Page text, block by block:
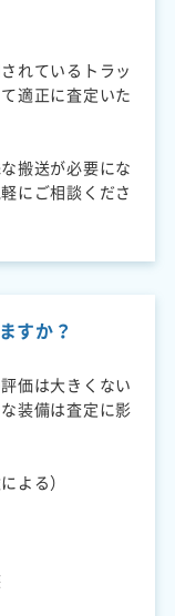
れているトラッ
適正に査定いた
搬送が必要にな
にご相談くださ
すか？
価は大きくない
装備は査定に影
よる）